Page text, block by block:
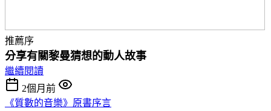
推薦序
分享有關黎曼猜想的動人故事
繼續閱讀
2個月前
《質數的音樂》原書序言